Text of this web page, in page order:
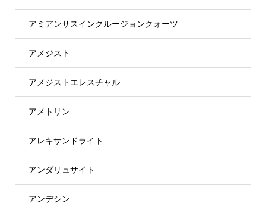
アミアンサスインクルージョンクォーツ
アメジスト
アメジストエレスチャル
アメトリン
アレキサンドライト
アンダリュサイト
アンデシン